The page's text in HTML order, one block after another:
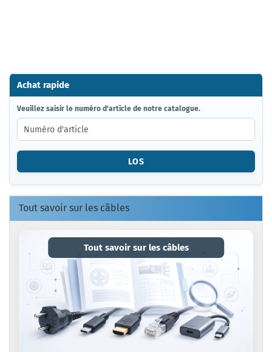
Achat rapide
VEUILLEZ
SAISIR
LE
NUMÉRO
D'ARTICLE
NOTRE
CATALOGUE.
Veuillez saisir le numéro d'article de notre catalogue.
LOS
Tout savoir sur les câbles
Tout savoir sur les câbles